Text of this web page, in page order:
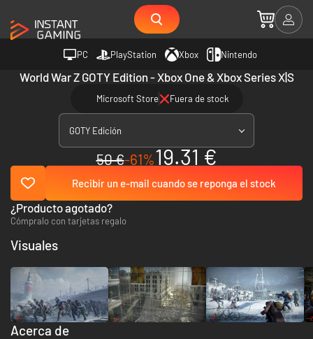
PC PlayStation Xbox Nintendo
World War Z GOTY Edition - Xbox One & Xbox Series X|S
Microsoft Store Fuera de stock
GOTY Edición
50 €-61%19.31 €
Recibir un e-mail cuando se reponga el stock
¿Producto agotado?
Cómpralo con tarjetas regalo
Acerca de
Visuales